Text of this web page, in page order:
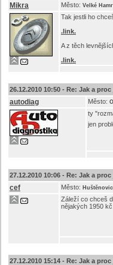
Mikra Město: Velké
Tak jestli ho
.link.
A z těch
.link.
26.12.2010 10:50 - Re: Jak a
autodiag Město:
ty
jen
27.12.2010 10:06 - Re: Jak a
cef Město:
Záleží co chceš
nějakých 1950
27.12.2010 15:14 - Re: Jak a